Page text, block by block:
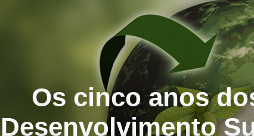
Os cinco anos
Desenvolvimento